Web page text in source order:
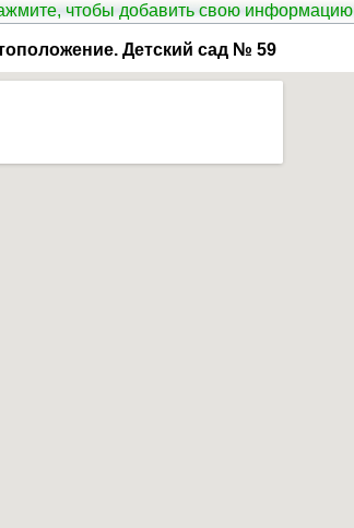
чтобы добавить свою информацию
Детский сад № 59